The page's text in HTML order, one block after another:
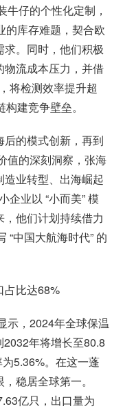
仔的个性化定制，
的库存难题，契合欧
。同时，他们积极
流成本压力，并借
将检测效率提升超
建竞争壁垒。
的模式创新，再到
值的深刻洞察，张海
业转型、出海崛起
企业以 “小而美” 模
他们计划持续借力
“中国大航海时代” 的
占比达68%
示，2024年全球保温
年将增长至80.8
5.36%。在这一蓬
稳居全球第一。
亿只，出口量为